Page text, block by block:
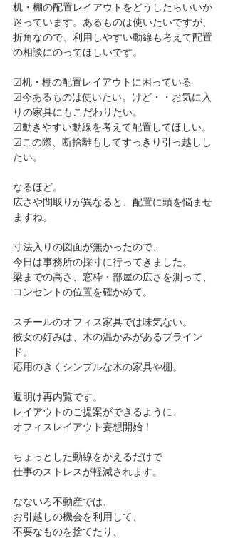
机・棚の配置レイアウトをどうしたらいいか
迷っています。あるものは使いたいですが、
折角なので、利用しやすい動線も考えて配置
の相談にのってほしいです。
☑机・棚の配置レイアウトに困っている
☑今あるものは使いたい。けど・・お気に入
りの家具にもこだわりたい。
☑動きやすい動線を考えて配置してほしい。
☑この際、断捨離もしてすっきり引っ越しし
たい。
なるほど。
広さや間取りが異なると、配置に頭を悩ませ
ますね。
寸法入りの図面が無かったので、
今日は事務所の採寸に行ってきました。
梁までの高さ、窓枠・部屋の広さを測って、
コンセントの位置を確かめて。
スチールのオフィス家具では味気ない。
彼女の好みは、木の温かみがあるブライン
ド。
応用のきくシンプルな木の家具や棚。
週明け再内覧です。
レイアウトのご提案ができるように、
オフィスレイアウト妄想開始！
ちょっとした動線をかえるだけで
仕事のストレスが軽減されます。
なないろ不動産では、
お引越しの機会を利用して、
不要なものを捨てたり、